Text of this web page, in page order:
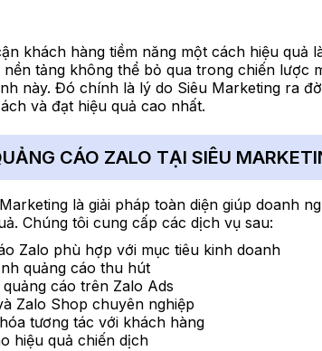
khách hàng tiềm năng một cách hiệu
tảng không thể bỏ qua trong chiến lược
này. Đó chính là lý do Siêu Marketing ra
và đạt hiệu quả cao nhất.
CÁO ZALO TẠI SIÊU
là giải pháp toàn diện giúp doanh
Chúng tôi cung cấp các dịch vụ sau:
Zalo phù hợp với mục tiêu kinh doanh
quảng cáo thu hút
cáo trên Zalo Ads
Zalo Shop chuyên nghiệp
tương tác với khách hàng
hiệu quả chiến dịch